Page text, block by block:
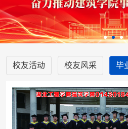
校友活动 校友风采 毕